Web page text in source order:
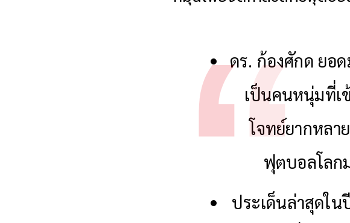
ดร. ก้องศักด ยอ
เป็นคนหนุ่มที่เ
โจทย์ยากหลา
ฟุตบอลโลก
ประเด็นล่าสุดใ